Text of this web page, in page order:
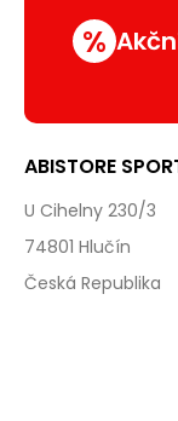
%
ABISTORE
U Cihelny 230/3
74801 Hlučín
Česká Republika